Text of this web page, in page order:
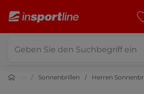
Sonnenbrillen Herren